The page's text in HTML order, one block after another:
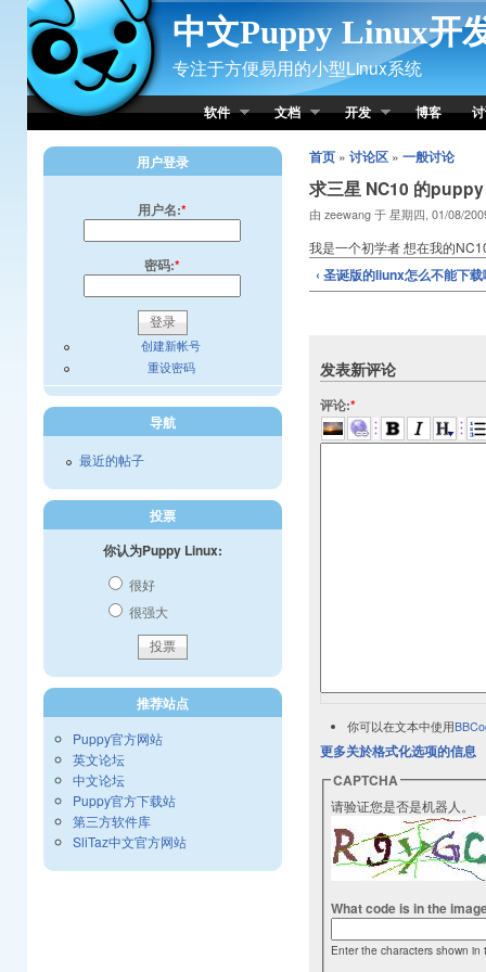
Skip to Content
中文Puppy Linux开
专注于方便易用的小型Linux系统
软件 文档 开发 博客
首页» 讨论区» 一般讨论
求三星 NC10 的
由 zeewang 于 星期四, 01/08/
我是一个初学者 想在我的
‹ 圣诞版的liunx怎么不能下载
发表新评论
评论:*
你可以在文本中使用
更多关於格式化选项的信息
CAPTCHA
请验证您是否是机器人。
What code is in the
Enter the characters shown in
用户登录
用户名:*
密码:*
创建新帐号
重设密码
导航
最近的帖子
投票
你认为Puppy Linux:
很好
很强大
推荐站点
Puppy官方网站
英文论坛
中文论坛
Puppy官方下载站
第三方软件库
SliTaz中文官方网站